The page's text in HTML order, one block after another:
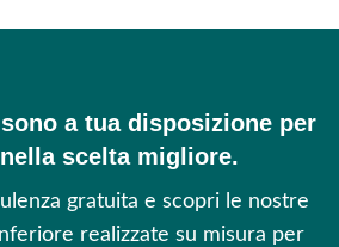
a tua disposizione per
scelta migliore.
gratuita e scopri le nostre
realizzate su misura per